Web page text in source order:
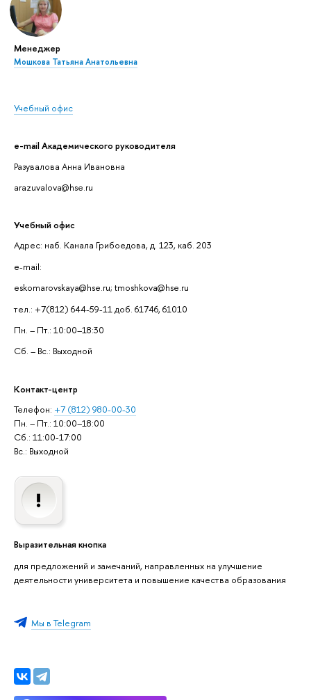
Менеджер
Мошкова Татьяна Анатольевна
Учебный офис
e-mail Академического руководителя
Разувалова Анна Ивановна
arazuvalova@hse.ru
Учебный офис
Адрес: наб. Канала Грибоедова, д. 123, каб. 203
e-mail:
eskomarovskaya@hse.ru; tmoshkova@hse.ru
тел.: +7(812) 644-59-11 доб. 61746, 61010
Пн. – Пт.: 10:00–18:30
Сб. – Вс.: Выходной
Контакт-центр
Телефон: +7 (812) 980-00-30
Пн. – Пт.: 10:00–18:00
Сб.: 11:00-17:00
Вс.: Выходной
Выразительная кнопка
для предложений и замечаний, направленных на улучшение
деятельности университета и повышение качества образования
Мы в Telegram